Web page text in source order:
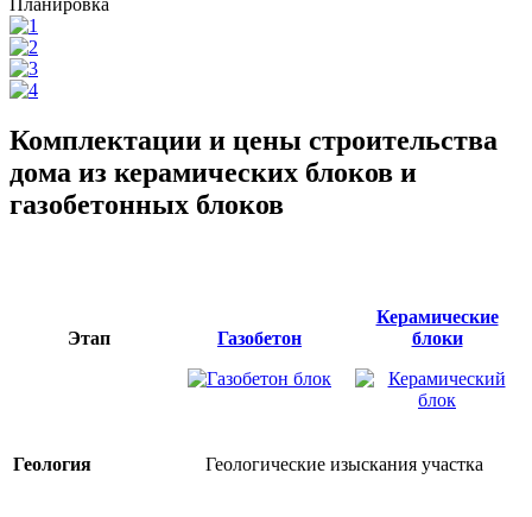
Комплектации и цены строительства
дома из керамических блоков и
газобетонных блоков
Этап Газобетон
Керамические
блоки
Геология Геологические изыскания участка